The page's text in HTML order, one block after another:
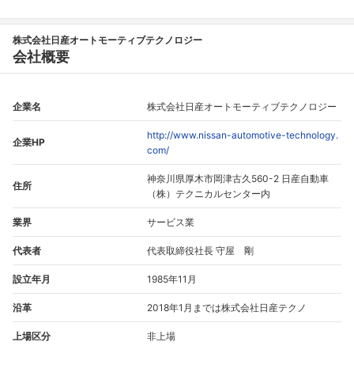
株式会社日産オートモーティブテクノロジー
会社概要
企業名 株式会社日産オートモーティブテクノロジー
企業HP
http://www.nissan-automotive-technology.
com/
住所
神奈川県厚木市岡津古久560-2 日産自動車
（株）テクニカルセンター内
業界 サービス業
代表者 代表取締役社長 守屋 剛
設立年月 1985年11月
沿革 2018年1月までは株式会社日産テクノ
上場区分 非上場